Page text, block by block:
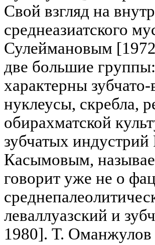
Свой взгляд на
среднеазиатского
Сулеймановым
две большие
характерны
нуклеусы, скребла,
обирахматской
зубчатых
Касымовым,
говорит уже не о
леваллуазский и
1980]. Т. Оманжулов